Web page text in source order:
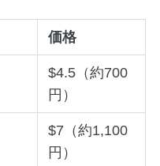
価格
$4.5（約700
円）
$7（約1,100
円）